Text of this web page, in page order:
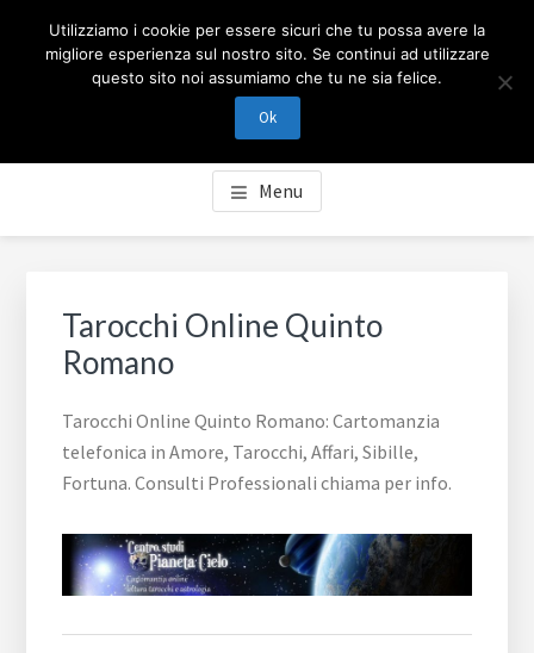
CARTOMANZIA MILANO
Cartomanzia Milano, cartomanzia telefonica in Amore,
Tarocchi, Affari, Sibille, Fortuna. Consulti Professionali
chiama per info.
Menu
Tarocchi Online Quinto
Romano
Tarocchi Online Quinto Romano: Cartomanzia
telefonica in Amore, Tarocchi, Affari, Sibille,
Fortuna. Consulti Professionali chiama per info.
Utilizziamo i cookie per essere sicuri che tu possa avere la
migliore esperienza sul nostro sito. Se continui ad utilizzare
questo sito noi assumiamo che tu ne sia felice.
Ok